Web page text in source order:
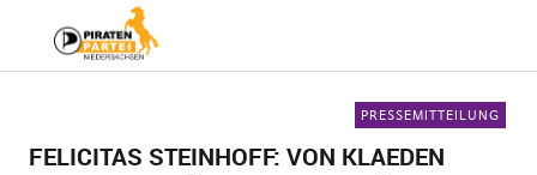
PRESSEMITTEILUNG
FELICITAS STEINHOFF: VON KLAEDEN